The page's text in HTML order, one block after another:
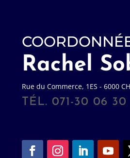
Rachel
Rue du Commerce, 1ES - 6000
TÉL. 071-30 06 30